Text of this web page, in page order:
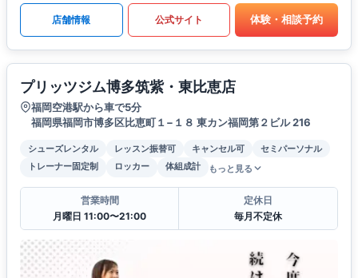
店舗情報 公式サイト 体験・相談予約
プリッツジム博多筑紫・東比恵店
福岡空港駅から車で5分
福岡県福岡市博多区比恵町１−１８ 東カン福岡第２ビル 216
シューズレンタル レッスン振替可 キャンセル可
セミパーソナル
トレーナー固定制
ロッカー 体組成計 もっと見る
営業時間
月曜日 11:00〜21:00
定休日
毎月不定休